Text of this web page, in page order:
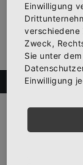
FILTER
39,95 €
Inkl. 19%
Bekomme
Produkte
deine
Einwilligung
verschiedene
Zweck,
Sie unter
Einwilligung